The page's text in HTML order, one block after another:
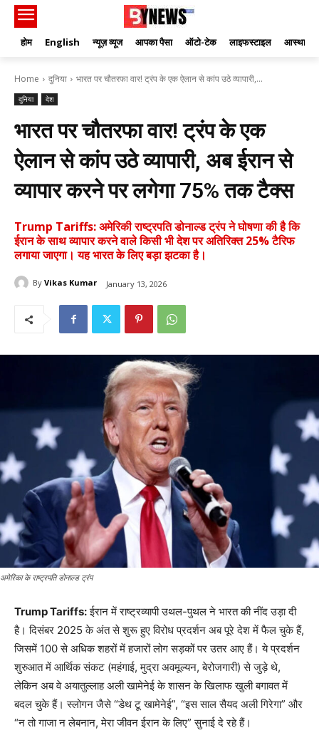
होम English न्यूज़ व्यूज आपका पैसा ऑटो-टेक लाइफस्टाइल आस्था
Home दुनिया भारत पर चौतरफा वार! ट्रंप के एक ऐलान से कांप उठे व्यापारी,...
दुनिया देश
भारत पर चौतरफा वार! ट्रंप के एक
ऐलान से कांप उठे व्यापारी, अब ईरान से
व्यापार करने पर लगेगा 75% तक टैक्स
Trump Tariffs: अमेरिकी राष्ट्रपति डोनाल्ड ट्रंप ने घोषणा की है कि
ईरान के साथ व्यापार करने वाले किसी भी देश पर अतिरिक्त 25% टैरिफ
लगाया जाएगा। यह भारत के लिए बड़ा झटका है।
By Vikas Kumar January 13, 2026
अमेरिका के राष्ट्रपति डोनाल्ड ट्रंप
Trump Tariffs:ईरान में राष्ट्रव्यापी उथल-पुथल ने भारत की नींद उड़ा दी
है। दिसंबर 2025 के अंत से शुरू हुए विरोध प्रदर्शन अब पूरे देश में फैल चुके हैं,
जिसमें 100 से अधिक शहरों में हजारों लोग सड़कों पर उतर आए हैं। ये प्रदर्शन
शुरुआत में आर्थिक संकट (महंगाई, मुद्रा अवमूल्यन, बेरोजगारी) से जुड़े थे,
लेकिन अब वे अयातुल्लाह अली खामेनेई के शासन के खिलाफ खुली बगावत में
बदल चुके हैं। स्लोगन जैसे “डेथ टू खामेनेई”, “इस साल सैयद अली गिरेगा” और
“न तो गाजा न लेबनान, मेरा जीवन ईरान के लिए” सुनाई दे रहे हैं।